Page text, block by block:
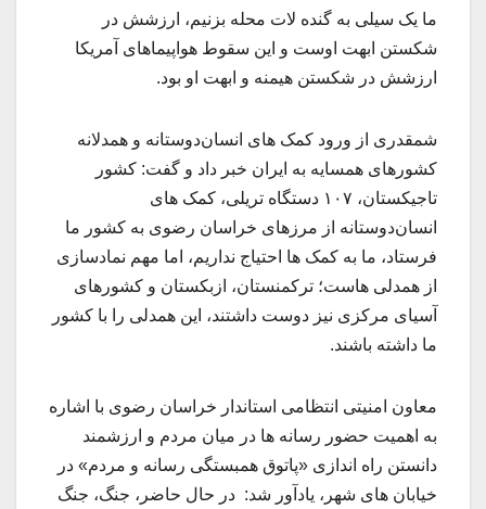
ما یک سیلی به گنده لات محله بزنیم، ارزشش در
شکستن ابهت اوست و این سقوط هواپیماهای آمریکا
ارزشش در شکستن هیمنه و ابهت او بود.
شمقدری از ورود کمک های انسان‌دوستانه و همدلانه
کشورهای همسایه به ایران خبر داد و گفت: کشور
تاجیکستان، ۱۰۷ دستگاه تریلی، کمک های
انسان‌دوستانه از مرزهای خراسان رضوی به کشور ما
فرستاد، ما به کمک ها احتیاج نداریم، اما مهم نمادسازی
از همدلی هاست؛ ترکمنستان، ازبکستان و کشورهای
آسیای مرکزی نیز دوست داشتند، این همدلی را با کشور
ما داشته باشند.
معاون امنیتی انتظامی استاندار خراسان رضوی با اشاره
به اهمیت حضور رسانه ها در میان مردم و ارزشمند
دانستن راه اندازی «پاتوق همبستگی رسانه و مردم» در
خیابان های شهر، یادآور شد: در حال حاضر، جنگ، جنگ